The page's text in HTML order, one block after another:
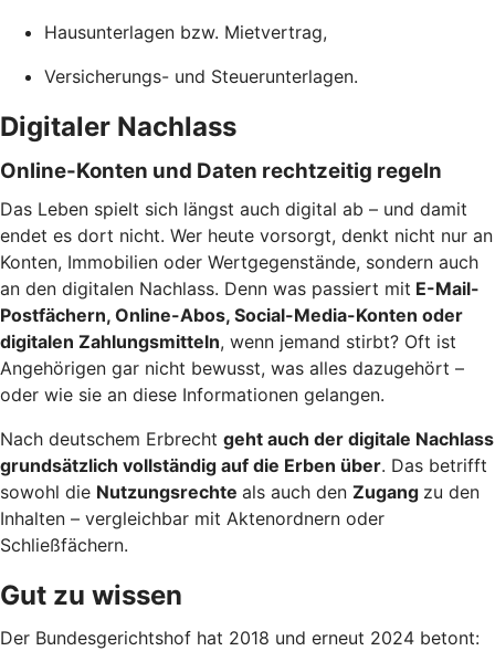
Hausunterlagen bzw. Mietvertrag,
Versicherungs- und Steuerunterlagen.
Digitaler Nachlass
Online-Konten und Daten rechtzeitig regeln
Das Leben spielt sich längst auch digital ab – und damit
endet es dort nicht. Wer heute vorsorgt, denkt nicht nur an
Konten, Immobilien oder Wertgegenstände, sondern auch
an den digitalen Nachlass. Denn was passiert mit E-Mail-
Postfächern, Online-Abos, Social-Media-Konten oder
digitalen Zahlungsmitteln, wenn jemand stirbt? Oft ist
Angehörigen gar nicht bewusst, was alles dazugehört –
oder wie sie an diese Informationen gelangen.
Nach deutschem Erbrecht geht auch der digitale Nachlass
grundsätzlich vollständig auf die Erben über. Das betrifft
sowohl die Nutzungsrechte als auch den Zugang zu den
Inhalten – vergleichbar mit Aktenordnern oder
Schließfächern.
Gut zu wissen
Der Bundesgerichtshof hat 2018 und erneut 2024 betont: